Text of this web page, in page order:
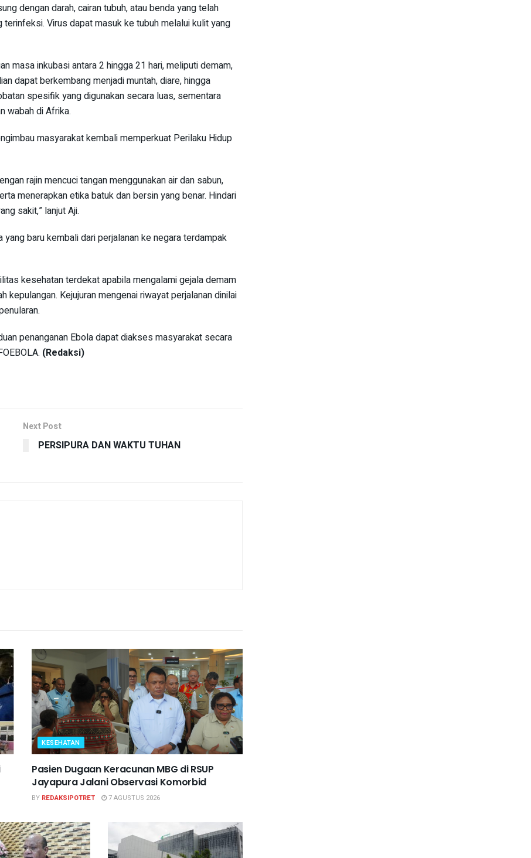
dengan darah, cairan tubuh, atau benda yang telah
Virus dapat masuk ke tubuh melalui kulit yang
masa inkubasi antara 2 hingga 21 hari, meliputi demam,
dapat berkembang menjadi muntah, diare, hingga
spesifik yang digunakan secara luas, sementara
wabah di Afrika.
masyarakat kembali memperkuat Perilaku Hidup
rajin mencuci tangan menggunakan air dan sabun,
menerapkan etika batuk dan bersin yang benar. Hindari
sakit,” lanjut Aji.
baru kembali dari perjalanan ke negara terdampak
kesehatan terdekat apabila mengalami gejala demam
kepulangan. Kejujuran mengenai riwayat perjalanan dinilai
penanganan Ebola dapat diakses masyarakat secara
(Redaksi)
Next Post
PERSIPURA DAN WAKTU TUHAN
KESEHATAN
Pasien Dugaan Keracunan MBG di RSUP
Jayapura Jalani Observasi Komorbid
BY REDAKSIPOTRET 7 AGUSTUS 2026